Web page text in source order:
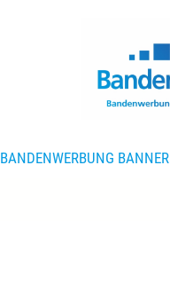
BANDENWERBUNG BANNER